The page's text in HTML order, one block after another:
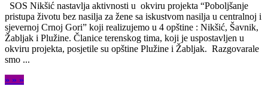
SOS Nikšić nastavlja aktivnosti u okviru projekta “Poboljšanje
pristupa životu bez nasilja za žene sa iskustvom nasilja u centralnoj i
sjevernoj Crnoj Gori” koji realizujemo u 4 opštine : Nikšić, Šavnik,
Žabljak i Plužine. Članice terenskog tima, koji je uspostavljen u
okviru projekta, posjetile su opštine Plužine i Žabljak. Razgovarale
smo ...
» » »